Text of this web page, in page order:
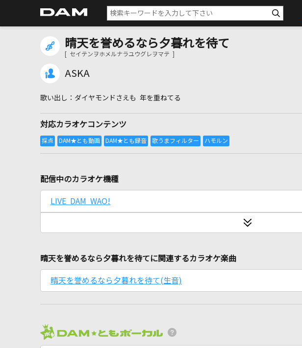
晴天を誉めるなら夕暮れを待て
[ セイテンヲホメルナラユウグレヲマテ ]
ASKA
ダイヤモンドさえも 年を重ねてる
対応カラオケコンテンツ
配信中のカラオケ機種
LIVE DAM WAO!
晴天を誉めるなら夕暮れを待てに関連するカラオケ楽曲
晴天を誉めるなら夕暮れを待て(生音)